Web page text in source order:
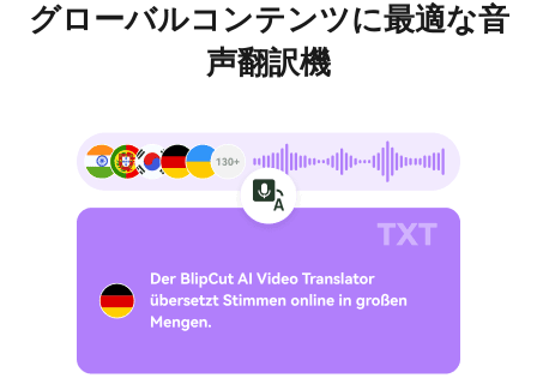
グローバルコンテンツに最適な音
声翻訳機